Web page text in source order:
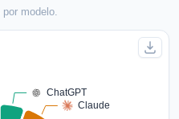
modelo.